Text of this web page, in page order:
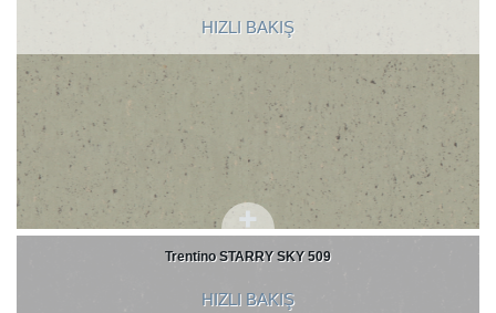
HIZLI BAKIŞ
Trentino STARRY SKY 509
HIZLI BAKIŞ